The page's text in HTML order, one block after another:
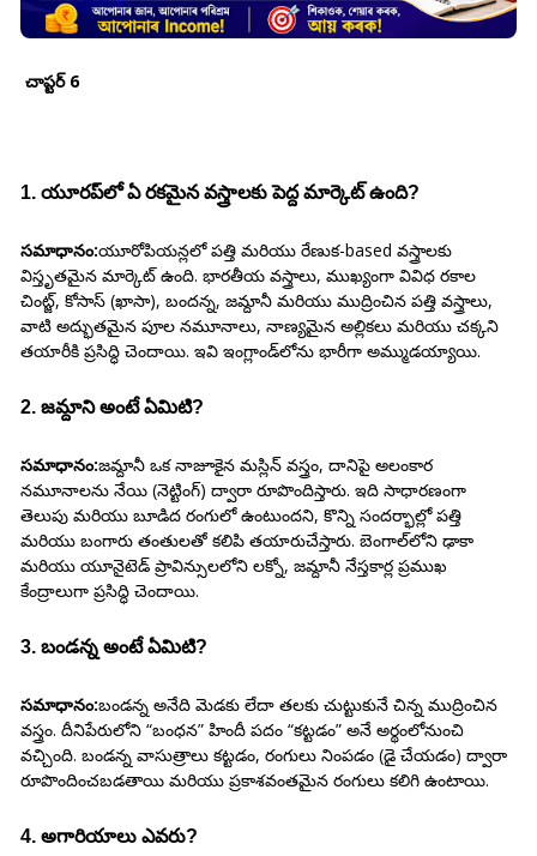
చాప్టర్ 6
1. యూరప్‌లో ఏ రకమైన వస్త్రాలకు పెద్ద మార్కెట్ ఉంది?
సమాధానం:యూరోపియన్లలో పత్తి మరియు రేణుక-based వస్త్రాలకు
విస్తృతమైన మార్కెట్ ఉంది. భారతీయ వస్త్రాలు, ముఖ్యంగా వివిధ రకాల
చింట్జ్, కోసాస్ (ఖాసా), బందన్న, జమ్దానీ మరియు ముద్రించిన పత్తి వస్త్రాలు,
వాటి అద్భుతమైన పూల నమూనాలు, నాణ్యమైన అల్లికలు మరియు చక్కని
తయారీకి ప్రసిద్ధి చెందాయి. ఇవి ఇంగ్లాండ్‌లోను భారీగా అమ్ముడయ్యాయి.
2. జమ్దాని అంటే ఏమిటి?
సమాధానం:జమ్దానీ ఒక నాజూకైన మస్లిన్ వస్త్రం, దానిపై అలంకార
నమూనాలను నేయి (నెట్టింగ్) ద్వారా రూపొందిస్తారు. ఇది సాధారణంగా
తెలుపు మరియు బూడిద రంగులో ఉంటుందని, కొన్ని సందర్భాల్లో పత్తి
మరియు బంగారు తంతులతో కలిపి తయారుచేస్తారు. బెంగాల్‌లోని ఢాకా
మరియు యూనైటెడ్ ప్రావిన్సులలోని లక్నో, జమ్దానీ నేస్తకార్ల ప్రముఖ
కేంద్రాలుగా ప్రసిద్ధి చెందాయి.
3. బండన్న అంటే ఏమిటి?
సమాధానం:బండన్న అనేది మెడకు లేదా తలకు చుట్టుకునే చిన్న ముద్రించిన
వస్త్రం. దీనిపేరులోని “బంధన” హిందీ పదం “కట్టడం” అనే అర్థంలోనుంచి
వచ్చింది. బండన్న వాసుత్రాలు కట్టడం, రంగులు నింపడం (డై చేయడం) ద్వారా
రూపొందించబడతాయి మరియు ప్రకాశవంతమైన రంగులు కలిగి ఉంటాయి.
4. అగారియాలు ఎవరు?